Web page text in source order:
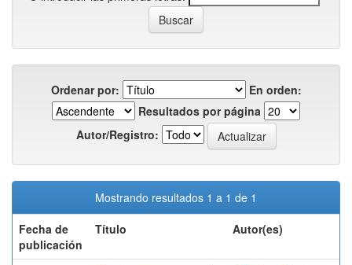
Ordenar por:
En orden:
Resultados por página
Autor/Registro:
Mostrando resultados 1 a 1 de 1
Fecha de
publicación
Título Autor(es)